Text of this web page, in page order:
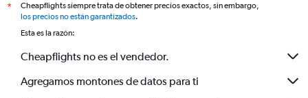
*
Cheapflights siempre trata de obtener precios exactos, sin embargo,
los precios no están garantizados.
Esta es la razón:
Cheapflights no es el vendedor.
Agregamos montones de datos para ti